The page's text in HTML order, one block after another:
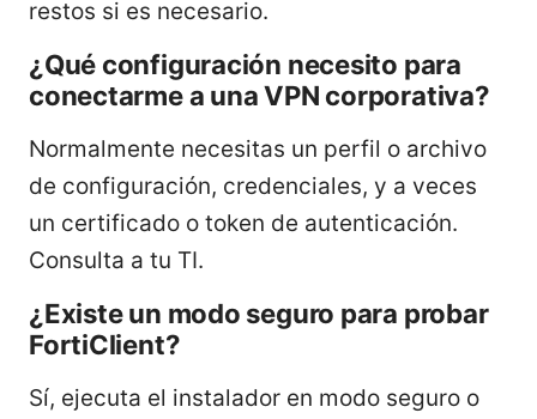
restos si es necesario.
¿Qué configuración necesito para
conectarme a una VPN corporativa?
Normalmente necesitas un perfil o archivo
de configuración, credenciales, y a veces
un certificado o token de autenticación.
Consulta a tu TI.
¿Existe un modo seguro para probar
FortiClient?
Sí, ejecuta el instalador en modo seguro o